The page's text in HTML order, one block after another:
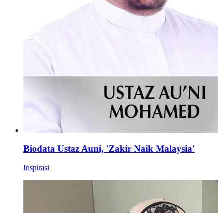
Biodata Ustaz Auni, 'Zakir Naik Malaysia'
Inspirasi